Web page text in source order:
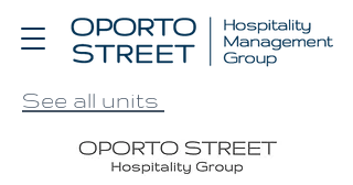
See all units